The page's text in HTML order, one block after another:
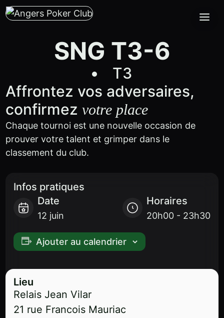
SNG T3-6
T3
Affrontez vos adversaires,
confirmezvotre place
Chaque tournoi est une nouvelle occasion de
prouver votre talent et grimper dans le
classement du club.
Infos pratiques
Date
12 juin
Horaires
20h00 - 23h30
Ajouter au calendrier
Lieu
Relais Jean Vilar
21 rue Francois Mauriac